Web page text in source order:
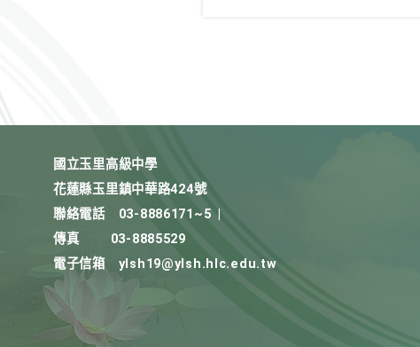
國立玉里高級中學
花蓮縣玉里鎮中華路424號
聯絡電話
03-8886171~5
傳真
03-8885529
電子信箱
ylsh19@ylsh.hlc.edu.tw